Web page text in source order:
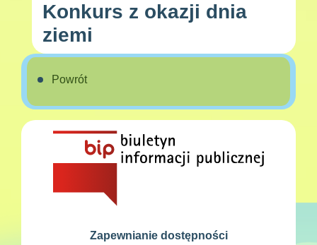
Konkurs z okazji dnia
ziemi
Powrót
Zapewnianie dostępności